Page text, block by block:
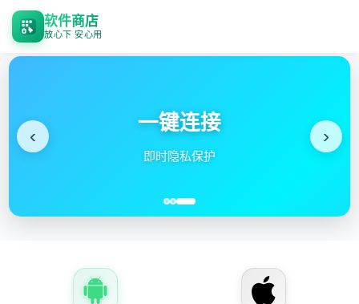
软件商店
放心下 安心用
全球节点
高速服务器遍布全球
‹ ›